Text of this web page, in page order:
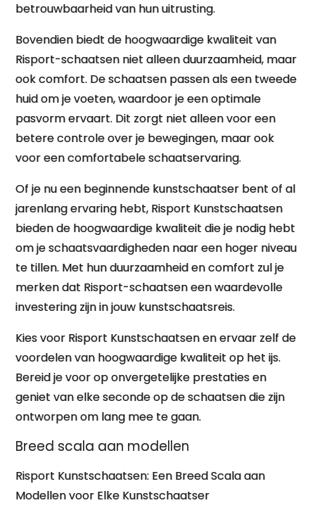
betrouwbaarheid van hun uitrusting.
Bovendien biedt de hoogwaardige kwaliteit van
Risport-schaatsen niet alleen duurzaamheid, maar
ook comfort. De schaatsen passen als een tweede
huid om je voeten, waardoor je een optimale
pasvorm ervaart. Dit zorgt niet alleen voor een
betere controle over je bewegingen, maar ook
voor een comfortabele schaatservaring.
Of je nu een beginnende kunstschaatser bent of al
jarenlang ervaring hebt, Risport Kunstschaatsen
bieden de hoogwaardige kwaliteit die je nodig hebt
om je schaatsvaardigheden naar een hoger niveau
te tillen. Met hun duurzaamheid en comfort zul je
merken dat Risport-schaatsen een waardevolle
investering zijn in jouw kunstschaatsreis.
Kies voor Risport Kunstschaatsen en ervaar zelf de
voordelen van hoogwaardige kwaliteit op het ijs.
Bereid je voor op onvergetelijke prestaties en
geniet van elke seconde op de schaatsen die zijn
ontworpen om lang mee te gaan.
Breed scala aan modellen
Risport Kunstschaatsen: Een Breed Scala aan
Modellen voor Elke Kunstschaatser